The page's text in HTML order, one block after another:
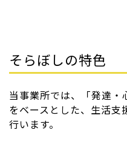
そらぼしの特色
当事業所では、「発達
をベースとした、生活支
行います。